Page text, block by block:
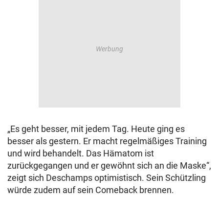
„Es geht besser, mit jedem Tag. Heute ging es
besser als gestern. Er macht regelmäßiges Training
und wird behandelt. Das Hämatom ist
zurückgegangen und er gewöhnt sich an die Maske“,
zeigt sich Deschamps optimistisch. Sein Schützling
würde zudem auf sein Comeback brennen.